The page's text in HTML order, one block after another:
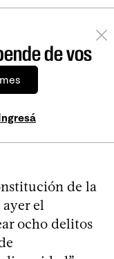
de vos
de la
el
ocho delitos